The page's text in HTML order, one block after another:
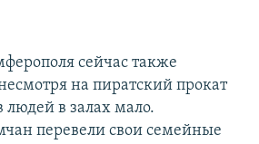
сейчас также
на пиратский прокат
в залах мало.
перевели свои семейные